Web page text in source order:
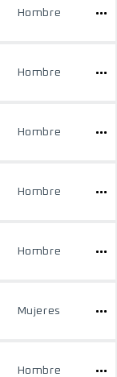
Hombre
Hombre
Hombre
Hombre
Hombre
Mujeres
Hombre